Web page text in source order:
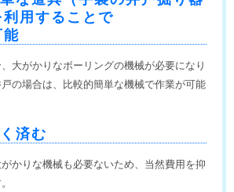
用することで
能
大がかりなボーリングの機械が必要になり
の場合は、比較的簡単な機械で作業が可能
済む
かりな機械も必要ないため、当然費用を抑